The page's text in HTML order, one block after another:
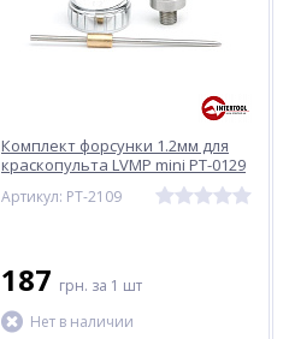
Комплект форсунки 1.2мм для
краскопульта LVMP mini PT-0129
(дюза, воздушная головка, игла)
INTERTOOL PT-2109
Артикул: PT-2109
187 грн. за 1 шт
Нет в наличии